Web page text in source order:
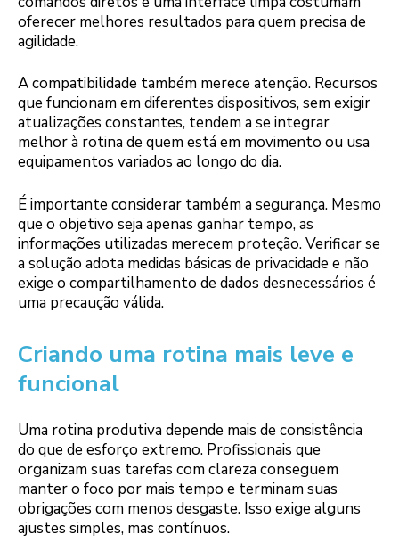
oferecer melhores resultados para quem precisa de
agilidade.
A compatibilidade também merece atenção. Recursos
que funcionam em diferentes dispositivos, sem exigir
atualizações constantes, tendem a se integrar
melhor à rotina de quem está em movimento ou usa
equipamentos variados ao longo do dia.
É importante considerar também a segurança. Mesmo
que o objetivo seja apenas ganhar tempo, as
informações utilizadas merecem proteção. Verificar se
a solução adota medidas básicas de privacidade e não
exige o compartilhamento de dados desnecessários é
uma precaução válida.
Criando uma rotina mais leve e
funcional
Uma rotina produtiva depende mais de consistência
do que de esforço extremo. Profissionais que
organizam suas tarefas com clareza conseguem
manter o foco por mais tempo e terminam suas
obrigações com menos desgaste. Isso exige alguns
ajustes simples, mas contínuos.